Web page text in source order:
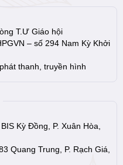
T.Ư Giáo hội
– số 294 Nam Kỳ Khởi
thanh, truyền hình
Kỳ Đồng, P. Xuân Hòa,
Quang Trung, P. Rạch Giá,